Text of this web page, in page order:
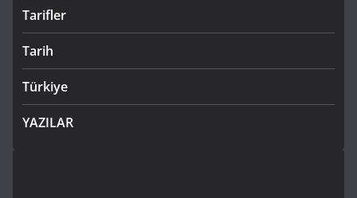
Tarifler
Tarih
Türkiye
YAZILAR